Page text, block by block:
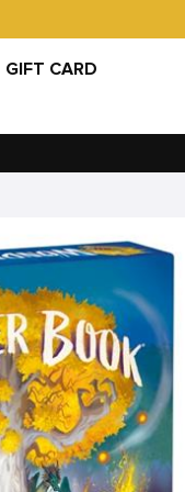
GIFT CARD